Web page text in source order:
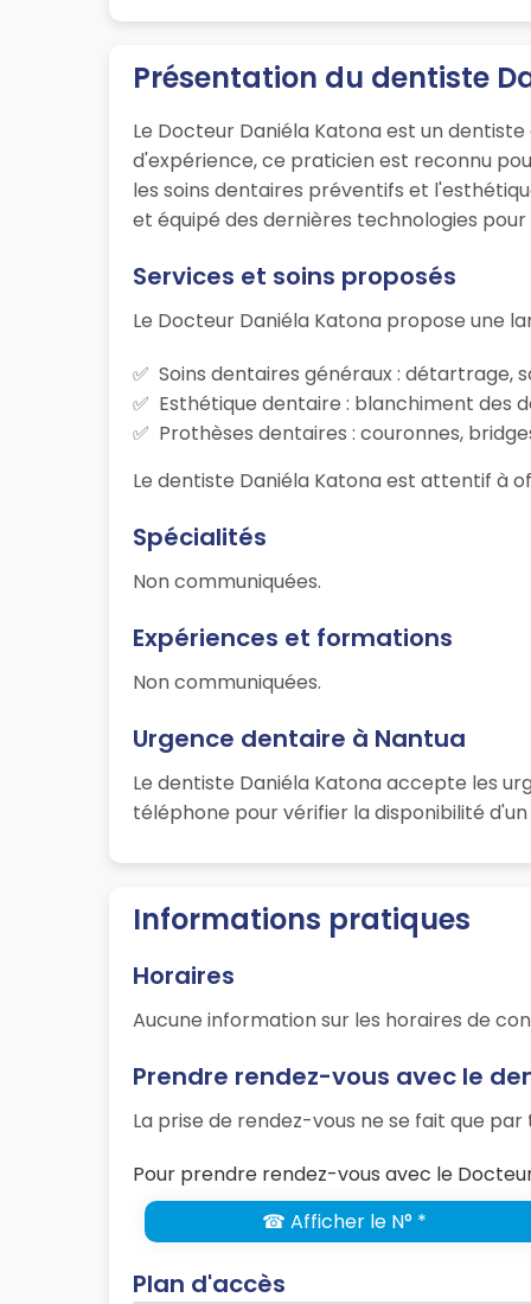
Présentation du dentiste
Le Docteur Daniéla Katona est un
d'expérience, ce praticien est reconnu
les soins dentaires préventifs et
et équipé des dernières technologies
Services et soins proposés
Le Docteur Daniéla Katona propose une
Soins dentaires généraux : détartrage,
Esthétique dentaire : blanchiment des
Prothèses dentaires : couronnes,
Le dentiste Daniéla Katona est attentif à
Spécialités
Non communiquées.
Expériences et formations
Non communiquées.
Urgence dentaire à Nantua
Le dentiste Daniéla Katona accepte les
téléphone pour vérifier la disponibilité
Informations pratiques
Horaires
Aucune information sur les horaires de
Prendre rendez-vous avec le
La prise de rendez-vous ne se fait que
Pour prendre rendez-vous avec le
☎ Afficher le N° *
Plan d'accès